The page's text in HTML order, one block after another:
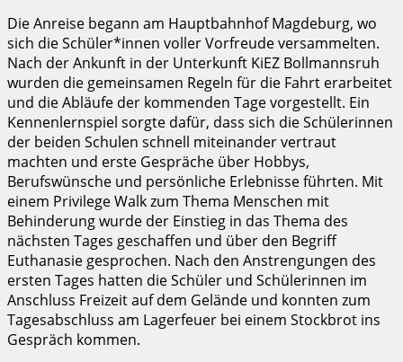
Die Anreise begann am Hauptbahnhof Magdeburg, wo
sich die Schüler*innen voller Vorfreude versammelten.
Nach der Ankunft in der Unterkunft KiEZ Bollmannsruh
wurden die gemeinsamen Regeln für die Fahrt erarbeitet
und die Abläufe der kommenden Tage vorgestellt. Ein
Kennenlernspiel sorgte dafür, dass sich die Schülerinnen
der beiden Schulen schnell miteinander vertraut
machten und erste Gespräche über Hobbys,
Berufswünsche und persönliche Erlebnisse führten. Mit
einem Privilege Walk zum Thema Menschen mit
Behinderung wurde der Einstieg in das Thema des
nächsten Tages geschaffen und über den Begriff
Euthanasie gesprochen. Nach den Anstrengungen des
ersten Tages hatten die Schüler und Schülerinnen im
Anschluss Freizeit auf dem Gelände und konnten zum
Tagesabschluss am Lagerfeuer bei einem Stockbrot ins
Gespräch kommen.